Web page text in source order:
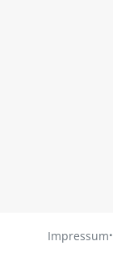
Impressum·